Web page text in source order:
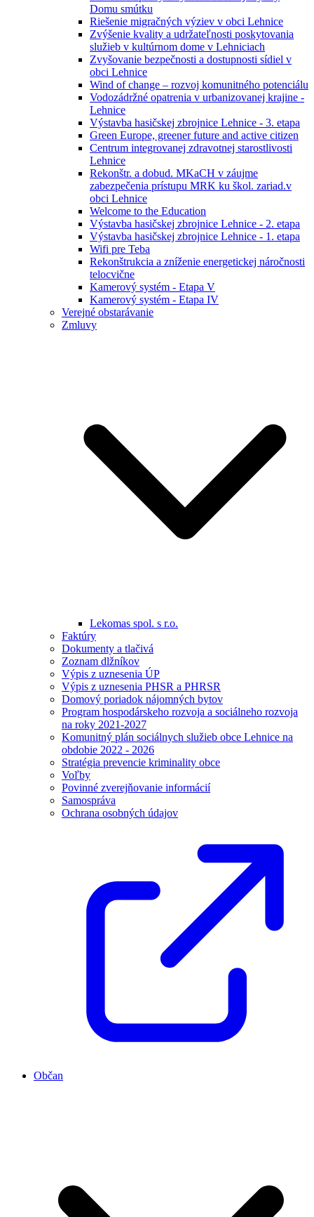
Domu smútku
Riešenie migračných výziev v obci Lehnice
Zvýšenie kvality a udržateľnosti poskytovania
služieb v kultúrnom dome v Lehniciach
Zvyšovanie bezpečnosti a dostupnosti sídiel v
obci Lehnice
Wind of change – rozvoj komunitného potenciálu
Vodozádržné opatrenia v urbanizovanej krajine -
Lehnice
Výstavba hasičskej zbrojnice Lehnice - 3. etapa
Green Europe, greener future and active citizen
Centrum integrovanej zdravotnej starostlivosti
Lehnice
Rekonštr. a dobud. MKaCH v záujme
zabezpečenia prístupu MRK ku škol. zariad.v
obci Lehnice
Welcome to the Education
Výstavba hasičskej zbrojnice Lehnice - 2. etapa
Výstavba hasičskej zbrojnice Lehnice - 1. etapa
Wifi pre Teba
Rekonštrukcia a zníženie energetickej náročnosti
telocvične
Kamerový systém - Etapa V
Kamerový systém - Etapa IV
Verejné obstarávanie
Zmluvy
Lekomas spol. s r.o.
Faktúry
Dokumenty a tlačivá
Zoznam dlžníkov
Výpis z uznesenia ÚP
Výpis z uznesenia PHSR a PHRSR
Domový poriadok nájomných bytov
Program hospodárskeho rozvoja a sociálneho rozvoja
na roky 2021-2027
Komunitný plán sociálnych služieb obce Lehnice na
obdobie 2022 - 2026
Stratégia prevencie kriminality obce
Voľby
Povinné zverejňovanie informácií
Samospráva
Ochrana osobných údajov
Občan